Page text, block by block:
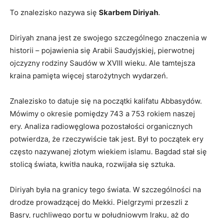
To znalezisko nazywa się Skarbem Diriyah.
Diriyah znana jest ze swojego szczególnego znaczenia w
historii – pojawienia się Arabii Saudyjskiej, pierwotnej
ojczyzny rodziny Saudów w XVIII wieku. Ale tamtejsza
kraina pamięta więcej starożytnych wydarzeń.
Znalezisko to datuje się na początki kalifatu Abbasydów.
Mówimy o okresie pomiędzy 743 a 753 rokiem naszej
ery. Analiza radiowęglowa pozostałości organicznych
potwierdza, że ​​rzeczywiście tak jest. Był to początek ery
często nazywanej złotym wiekiem islamu. Bagdad stał się
stolicą świata, kwitła nauka, rozwijała się sztuka.
Diriyah była na granicy tego świata. W szczególności na
drodze prowadzącej do Mekki. Pielgrzymi przeszli z
Basry, ruchliwego portu w południowym Iraku, aż do